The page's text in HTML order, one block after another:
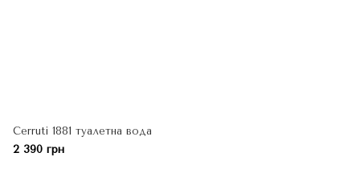
Cerruti 1881 туалетна вода
2 390 грн